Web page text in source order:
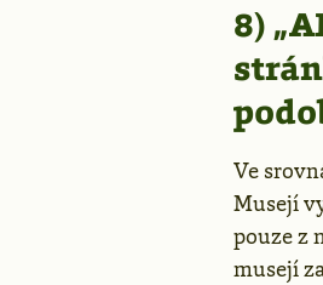
8)
Ve
Musejí
pouze z
musejí